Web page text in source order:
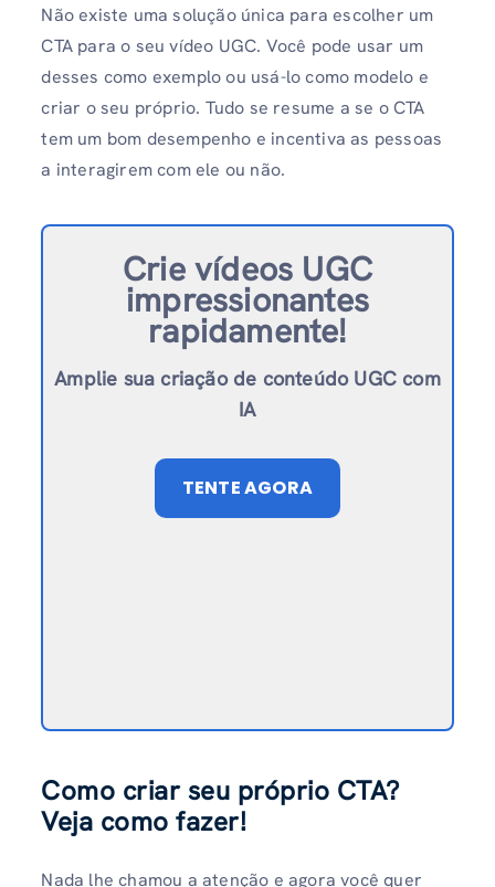
Não existe uma solução única para escolher um
CTA para o seu vídeo UGC. Você pode usar um
desses como exemplo ou usá-lo como modelo e
criar o seu próprio. Tudo se resume a se o CTA
tem um bom desempenho e incentiva as pessoas
a interagirem com ele ou não.
Crie vídeos UGC
impressionantes
rapidamente!
Amplie sua criação de conteúdo UGC com
IA
TENTE AGORA
Como criar seu próprio CTA?
Veja como fazer!
Nada lhe chamou a atenção e agora você quer